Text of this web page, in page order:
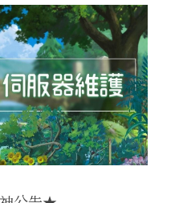
介紹
介紹
紹
原則
典
盛典